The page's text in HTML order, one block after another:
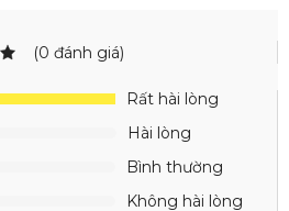
(0 đánh giá)
Rất hài lòng
Hài lòng
Bình thường
Không hài lòng